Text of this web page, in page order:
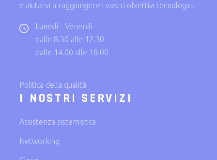
e aiutarvi a raggiungere i vostri obiettivi tecnologici.
Lunedì - Venerdì
dalle 8.30 alle 12.30
dalle 14.00 alle 18.00
Politica della qualità
I NOSTRI SERVIZI
Assistenza sistemistica
Networking